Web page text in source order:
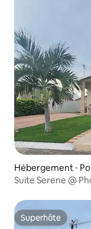
Hébergement ⋅
Superhôte
Superhôte